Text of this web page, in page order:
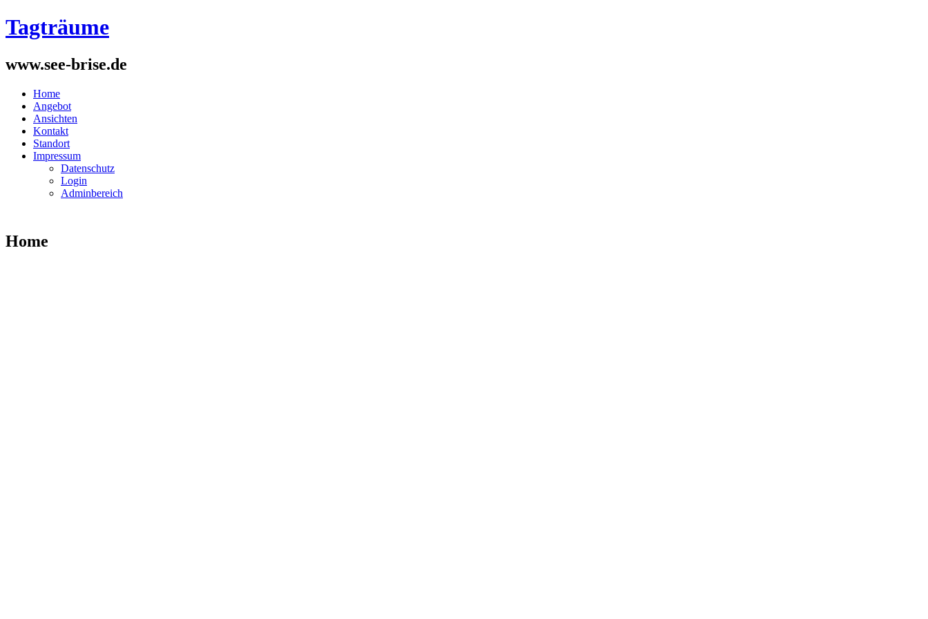
Tagträume
www.see-brise.de
Home
Angebot
Ansichten
Kontakt
Standort
Impressum
Datenschutz
Login
Adminbereich
Home